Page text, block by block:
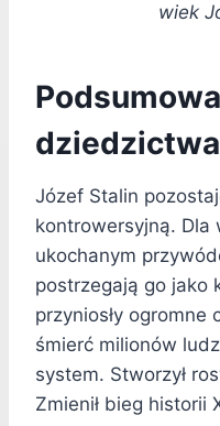
wiek
Józef Stalin
kontrowersyjną. Dla
ukochanym
postrzegają go jako
przyniosły ogromne
śmierć milionów
system. Stworzył
Zmienił bieg historii